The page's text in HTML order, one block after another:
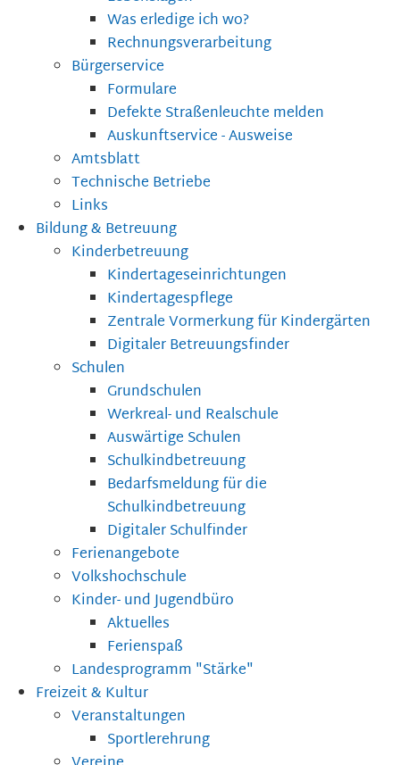
Was erledige ich wo?
Rechnungsverarbeitung
Bürgerservice
Formulare
Defekte Straßenleuchte melden
Auskunftservice - Ausweise
Amtsblatt
Technische Betriebe
Links
Bildung & Betreuung
Kinderbetreuung
Kindertageseinrichtungen
Kindertagespflege
Zentrale Vormerkung für Kindergärten
Digitaler Betreuungsfinder
Schulen
Grundschulen
Werkreal- und Realschule
Auswärtige Schulen
Schulkindbetreuung
Bedarfsmeldung für die
Schulkindbetreuung
Digitaler Schulfinder
Ferienangebote
Volkshochschule
Kinder- und Jugendbüro
Aktuelles
Ferienspaß
Landesprogramm "Stärke"
Freizeit & Kultur
Veranstaltungen
Sportlerehrung